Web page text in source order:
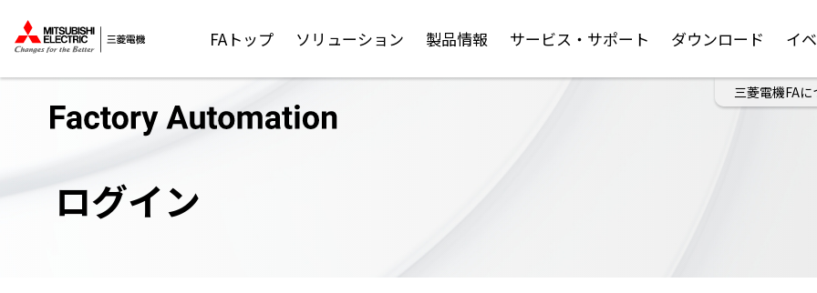
FAトップ ソリューション 製品情報 サービス・サポート ダウンロード イ
三菱電機FAに
ログイン